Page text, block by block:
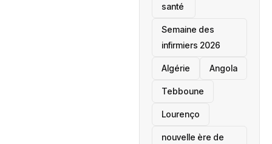
santé ‎
Semaine des
infirmiers 2026
‎Algérie Angola
Tebboune
Lourenço
nouvelle ère de